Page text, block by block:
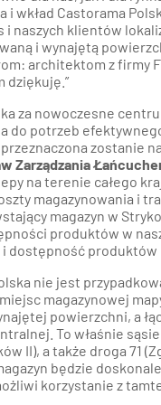
Castorama
naszych klientów
i wynajętą
architektom z firmy
dziękuję.”
za nowoczesne
do potrzeb
zostanie
Zarządzania
na terenie całego
magazynowania i
magazyn w
produktów w
dostępność produktów
nie jest
magazynowej
powierzchni, a
To właśnie
II), a także droga 71
będzie
korzystanie z